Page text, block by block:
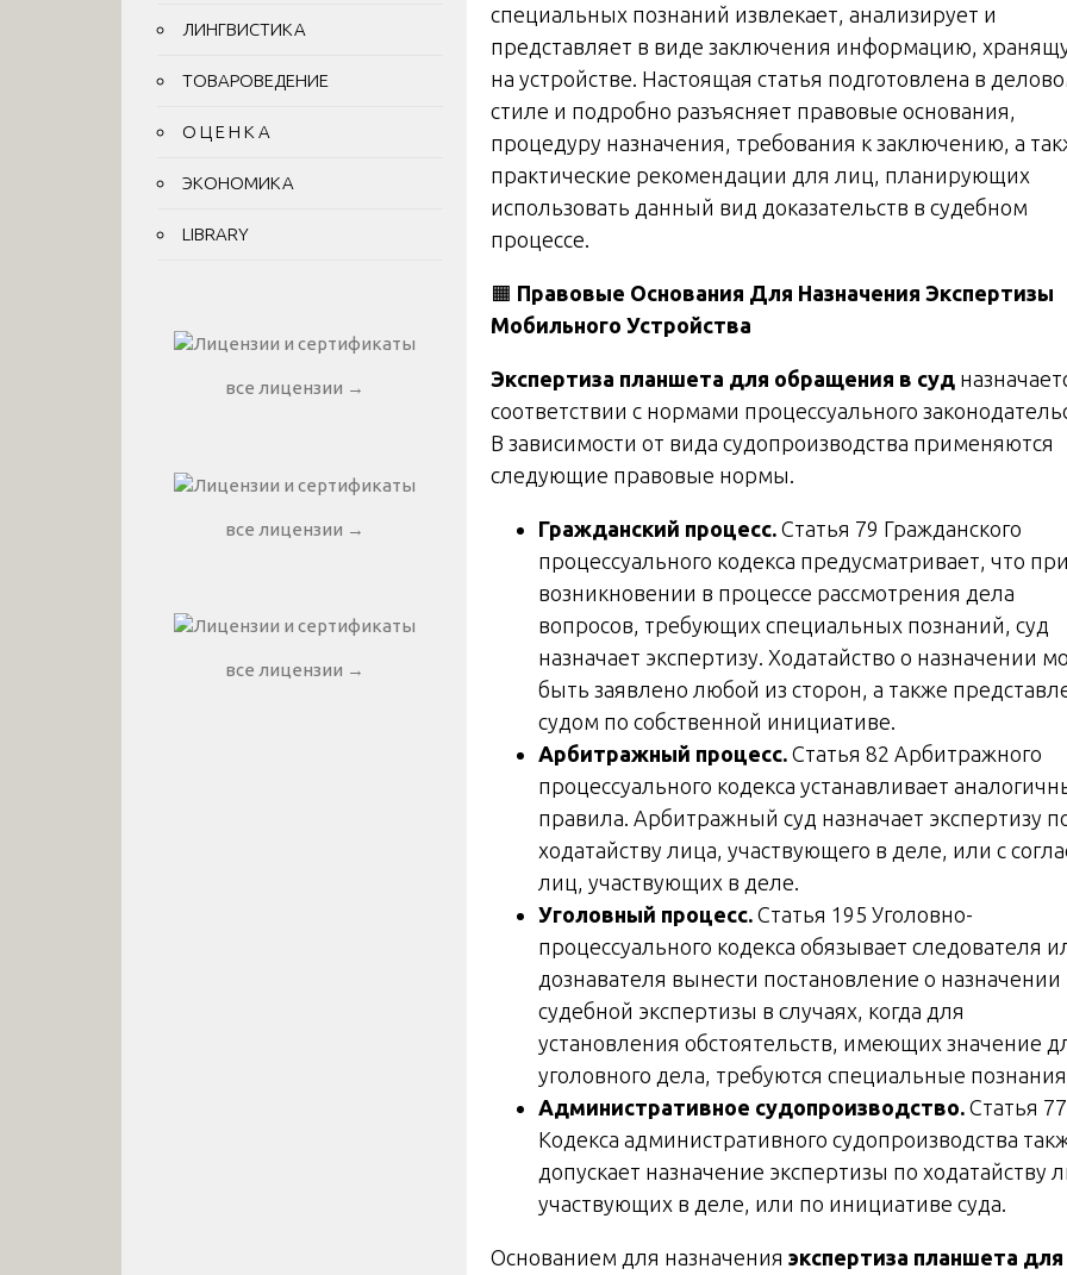
специальных познаний извлекает, анализирует и
представляет в виде заключения информацию,
на устройстве. Настоящая статья подготовлена в
стиле и подробно разъясняет правовые основания,
процедуру назначения, требования к заключению, а
практические рекомендации для лиц, планирующих
использовать данный вид доказательств в судебном
процессе.
🟧 Правовые Основания Для Назначения Экспертизы
Мобильного Устройства
Экспертиза планшета для обращения в суд
соответствии с нормами процессуального
В зависимости от вида судопроизводства применяются
следующие правовые нормы.
Гражданский процесс. Статья 79 Гражданского
процессуального кодекса предусматривает, что при
возникновении в процессе рассмотрения дела
вопросов, требующих специальных познаний, суд
назначает экспертизу. Ходатайство о назначении
быть заявлено любой из сторон, а также
судом по собственной инициативе.
Арбитражный процесс. Статья 82 Арбитражного
процессуального кодекса устанавливает
правила. Арбитражный суд назначает экспертизу
ходатайству лица, участвующего в деле, или с
лиц, участвующих в деле.
Уголовный процесс. Статья 195 Уголовно-
процессуального кодекса обязывает следователя
дознавателя вынести постановление о назначении
судебной экспертизы в случаях, когда для
установления обстоятельств, имеющих значение
уголовного дела, требуются специальные познания.
Административное судопроизводство. Статья 77
Кодекса административного судопроизводства
допускает назначение экспертизы по ходатайству
участвующих в деле, или по инициативе суда.
Основанием для назначения экспертиза планшета для
ЛИНГВИСТИКА
ТОВАРОВЕДЕНИЕ
О Ц Е Н К А
ЭКОНОМИКА
LIBRARY
все лицензии →
все лицензии →
все лицензии →